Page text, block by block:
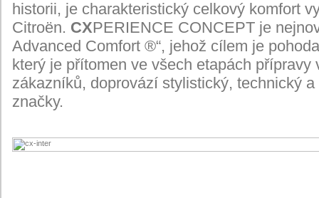
historii, je charakteristický celkový komfort
Citroën. CXPERIENCE CONCEPT je
Advanced Comfort ®“, jehož cílem je
který je přítomen ve všech etapách
zákazníků, doprovází stylistický, technický
značky.